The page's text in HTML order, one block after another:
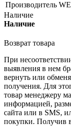
Производитель
Наличие
Наличие
Возврат товара
При
выявления в нем
вернуть или
получения. Для
товар менеджеру
информацией,
сайта или в SMS,
покупки. Получив